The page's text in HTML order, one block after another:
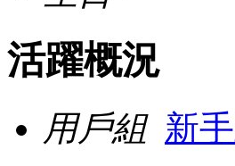
活躍概況
用戶組 新